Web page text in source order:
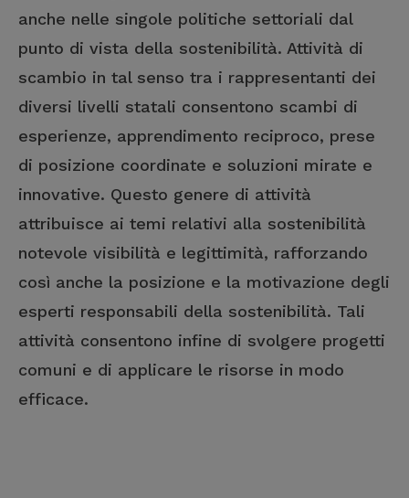
anche nelle singole politiche settoriali dal
punto di vista della sostenibilità. Attività di
scambio in tal senso tra i rappresentanti dei
diversi livelli statali consentono scambi di
esperienze, apprendimento reciproco, prese
di posizione coordinate e soluzioni mirate e
innovative. Questo genere di attività
attribuisce ai temi relativi alla sostenibilità
notevole visibilità e legittimità, rafforzando
così anche la posizione e la motivazione degli
esperti responsabili della sostenibilità. Tali
attività consentono infine di svolgere progetti
comuni e di applicare le risorse in modo
efficace.